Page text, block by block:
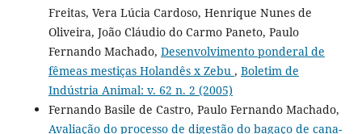
Freitas, Vera Lúcia Cardoso, Henrique Nunes de
Oliveira, João Cláudio do Carmo Paneto, Paulo
Fernando Machado, Desenvolvimento ponderal de
fêmeas mestiças Holandês x Zebu , Boletim de
Indústria Animal: v. 62 n. 2 (2005)
Fernando Basile de Castro, Paulo Fernando Machado,
Avaliação do processo de digestão do bagaço de cana-